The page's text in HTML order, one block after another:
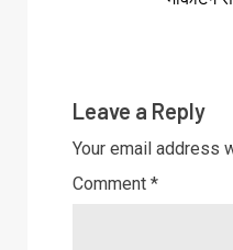
Leave a Reply
Your email address
Comment *